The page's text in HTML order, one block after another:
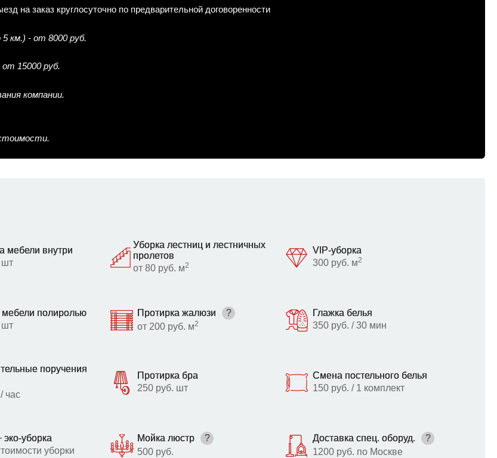
на заказ круглосуточно по предварительной договоренности
км.) - от 8000 руб.
15000 руб.
компании.
мебели внутри
шт
мебели полиролью
шт
поручения
час
эко-уборка
уборки
Уборка лестниц и лестничных
пролетов
от 80 руб. м2
Протирка жалюзи
?
от 200 руб. м2
Протирка бра
250 руб. шт
Мойка люстр
?
500 руб.
VIP-уборка
300 руб. м2
Глажка белья
350 руб. / 30 мин
Смена постельного белья
150 руб. / 1 комплект
Доставка спец. оборуд.
?
1200 руб. по Москве